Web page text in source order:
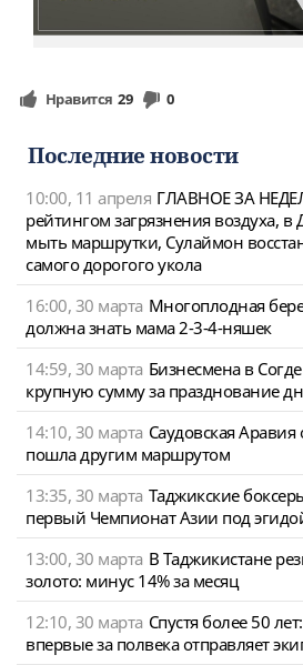
Нравится 29 0
Последние новости
10:00, 11 апреля ГЛАВНОЕ ЗА
рейтингом загрязнения воздуха,
мыть маршрутки, Сулаймон
самого дорогого укола
16:00, 30 марта Многоплодная
должна знать мама 2-3-4-няшек
14:59, 30 марта Бизнесмена в
крупную сумму за празднование
14:10, 30 марта Саудовская
пошла другим маршрутом
13:35, 30 марта Таджикские
первый Чемпионат Азии под
13:00, 30 марта В Таджикистане
золото: минус 14% за месяц
12:10, 30 марта Спустя более 50
впервые за полвека отправляет